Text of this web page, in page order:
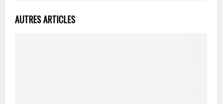
AUTRES ARTICLES